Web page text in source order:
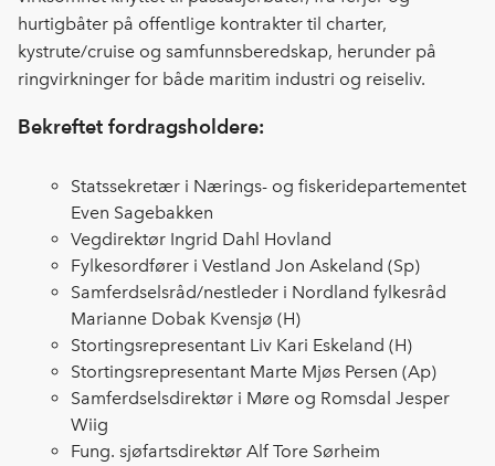
hurtigbåter på offentlige kontrakter til charter,
kystrute/cruise og samfunnsberedskap, herunder på
ringvirkninger for både maritim industri og reiseliv.
Bekreftet fordragsholdere:
Statssekretær i Nærings- og fiskeridepartementet
Even Sagebakken
Vegdirektør Ingrid Dahl Hovland
Fylkesordfører i Vestland Jon Askeland (Sp)
Samferdselsråd/nestleder i Nordland fylkesråd
Marianne Dobak Kvensjø (H)
Stortingsrepresentant Liv Kari Eskeland (H)
Stortingsrepresentant Marte Mjøs Persen (Ap)
Samferdselsdirektør i Møre og Romsdal Jesper
Wiig
Fung. sjøfartsdirektør Alf Tore Sørheim